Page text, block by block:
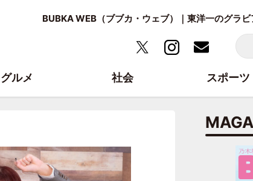
BUBKA WEB（ブブカ・ウェブ）｜東洋一のグラ
グルメ 社会 スポーツ